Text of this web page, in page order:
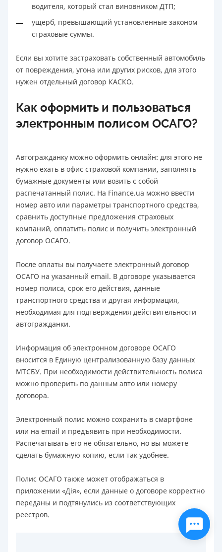
водителя, который стал виновником ДТП;
ущерб, превышающий установленные законом
страховые суммы.
Если вы хотите застраховать собственный автомобиль
от повреждения, угона или других рисков, для этого
нужен отдельный договор КАСКО.
Как оформить и пользоваться
электронным полисом ОСАГО?
Автогражданку можно оформить онлайн: для этого не
нужно ехать в офис страховой компании, заполнять
бумажные документы или возить с собой
распечатанный полис. На Finance.ua можно ввести
номер авто или параметры транспортного средства,
сравнить доступные предложения страховых
компаний, оплатить полис и получить электронный
договор ОСАГО.
После оплаты вы получаете электронный договор
ОСАГО на указанный email. В договоре указывается
номер полиса, срок его действия, данные
транспортного средства и другая информация,
необходимая для подтверждения действительности
автогражданки.
Информация об электронном договоре ОСАГО
вносится в Единую централизованную базу данных
МТСБУ. При необходимости действительность полиса
можно проверить по данным авто или номеру
договора.
Электронный полис можно сохранить в смартфоне
или на email и предъявить при необходимости.
Распечатывать его не обязательно, но вы можете
сделать бумажную копию, если так удобнее.
Полис ОСАГО также может отображаться в
приложении «Дія», если данные о договоре корректно
переданы и подтянулись из соответствующих
реестров.